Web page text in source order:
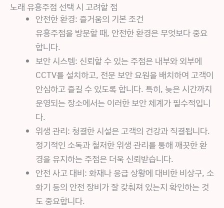
노래 유흥주점 선택 시 고려할 점
안전한 환경: 즐거움의 기본 조건
유흥주점을 방문할 때, 안전한 환경은 무엇보다 중요
합니다.
보안 시스템: 신뢰할 수 있는 주점은 내부와 외부에
CCTV를 설치하고, 전문 보안 요원을 배치하여 고객이
안심하고 즐길 수 있도록 합니다. 특히, 늦은 시간까지
운영되는 장소에서는 이러한 보안 체계가 필수적입니
다.
위생 관리: 청결한 시설은 고객의 건강과 직결됩니다.
정기적인 소독과 철저한 위생 관리를 통해 깨끗한 환
경을 유지하는 주점은 더욱 신뢰받습니다.
안전 사고 대비: 화재나 응급 상황에 대비한 비상구, 소
화기 등의 안전 장비가 잘 갖춰져 있는지 확인하는 것
도 중요합니다.